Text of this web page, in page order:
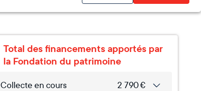
Total des financements apportés par
la Fondation du patrimoine
Collecte en cours 2 790€